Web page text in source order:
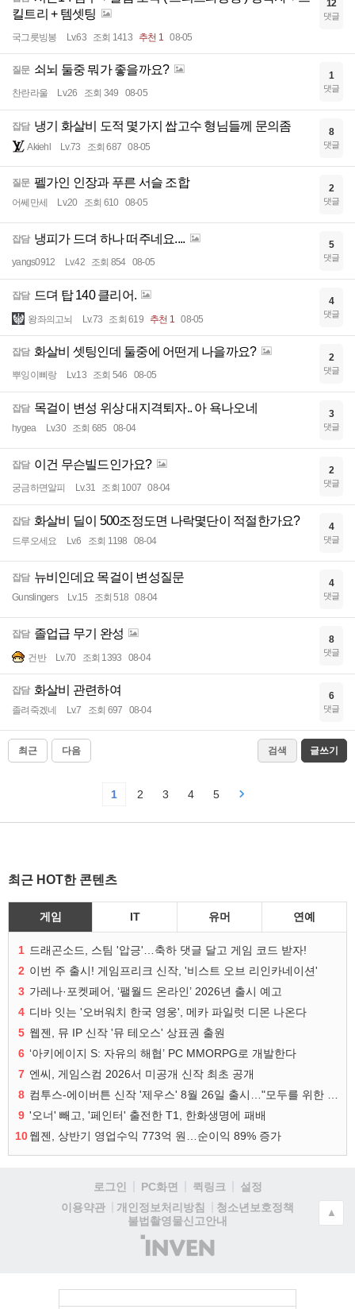
킬트리 + 템셋팅
국그릇빙봉 Lv.63 조회 1413 추천 1 08-05
12
댓글
질문 쇠뇌 둘중 뭐가 좋을까요?
찬란라울 Lv.26 조회 349 08-05
1
댓글
잡담 냉기 화살비 도적 몇가지 쌉고수 형님들께 문의좀
Akiehl Lv.73 조회 687 08-05
8
댓글
질문 펠가인 인장과 푸른 서슬 조합
어쎄만세 Lv.20 조회 610 08-05
2
댓글
잡담 냉피가 드뎌 하나 떠주네요....
yangs0912 Lv.42 조회 854 08-05
5
댓글
잡담 드뎌 탑 140 클리어.
왕좌의고뇌 Lv.73 조회 619 추천 1 08-05
4
댓글
잡담 화살비 셋팅인데 둘중에 어떤게 나을까요?
뿌잉이삐랑 Lv.13 조회 546 08-05
2
댓글
잡담 목걸이 변성 위상 대지격퇴자.. 아 욕나오네
hygea Lv.30 조회 685 08-04
3
댓글
잡담 이건 무슨빌드인가요?
궁금하면알피 Lv.31 조회 1007 08-04
2
댓글
잡담 화살비 딜이 500조정도면 나락몇단이 적절한가요?
드루오세요 Lv.6 조회 1198 08-04
4
댓글
잡담 뉴비인데요 목걸이 변성질문
Gunslingers Lv.15 조회 518 08-04
4
댓글
잡담 졸업급 무기 완성
건반 Lv.70 조회 1393 08-04
8
댓글
잡담 화살비 관련하여
졸려죽겠네 Lv.7 조회 697 08-04
6
댓글
최근 다음 검색 글쓰기
1 2 3 4 5
최근 HOT한 콘텐츠
게임 IT 유머 연예
1 드래곤소드, 스팀 '압긍'…축하 댓글 달고 게임 코드 받자!
2 이번 주 출시! 게임프리크 신작, '비스트 오브 리인카네이션'
3 가레나·포켓페어, ‘팰월드 온라인’ 2026년 출시 예고
4 디바 잇는 '오버워치 한국 영웅', 메카 파일럿 디몬 나온다
5 웹젠, 뮤 IP 신작 '뮤 테오스' 상표권 출원
6 ‘아키에이지 S: 자유의 해협’ PC MMORPG로 개발한다
7 엔씨, 게임스컴 2026서 미공개 신작 최초 공개
8
9 '오너' 빼고, '페인터' 출전한 T1, 한화생명에 패배
10웹젠, 상반기 영업수익 773억 원…순이익 89% 증가
로그인 PC화면 퀵링크
설정
이용약관
개인정보처리방침
청소년보호정책
불법촬영물신고안내
(주)
인
▲